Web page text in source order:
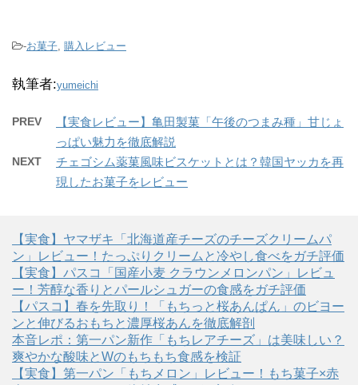
-お菓子 購入レビュー
執筆者:yumeichi
PREV
【実食レビュー】亀田製菓「午後のつまみ種」甘じょ
っぱい魅力を徹底解説
NEXT
チェゴシム薬菓風味ビスケットとは？韓国ヤッカを再
現したお菓子をレビュー
【実食】ヤマザキ「北海道産チーズのチーズクリームパ
ン」レビュー！たっぷりクリームと冷やし食べをガチ評価
【実食】パスコ「国産小麦 クラウンメロンパン」レビュ
ー！芳醇な香りとパールシュガーの食感をガチ評価
【パスコ】春を先取り！「もちっと桜あんぱん」のビヨー
ンと伸びるおもちと濃厚桜あんを徹底解剖
本音レポ：第一パン新作「もちレアチーズ」は美味しい？
爽やかな酸味とWのもちもち食感を検証
【実食】第一パン「もちメロン」レビュー！もち菓子×赤